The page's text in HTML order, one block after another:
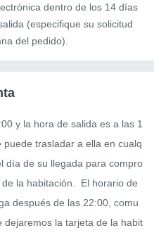
dentro de los 14 días
(especifique su solicitud
del pedido).
y la hora de salida es a las 1
trasladar a ella en cualq
día de su llegada para compro
la habitación.  El horario de
después de las 22:00, comu
la tarjeta de la habit